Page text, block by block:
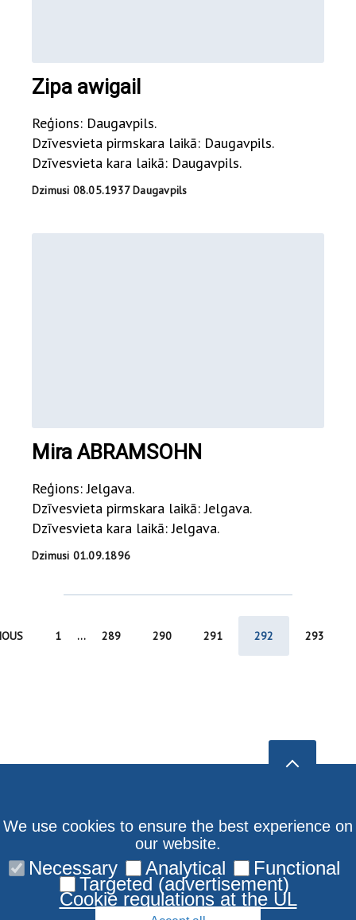
Zipa awigail
Reģions: Daugavpils.
Dzīvesvieta pirmskara laikā: Daugavpils.
Dzīvesvieta kara laikā: Daugavpils.
Dzimusi 08.05.1937 Daugavpils
Mira ABRAMSOHN
Reģions: Jelgava.
Dzīvesvieta pirmskara laikā: Jelgava.
Dzīvesvieta kara laikā: Jelgava.
Dzimusi 01.09.1896
1 ... 289 290 291 292 293
We use cookies to ensure the best experience on
our website.
Necessary Analytical Functional
Targeted (advertisement)
Cookie regulations at the UL